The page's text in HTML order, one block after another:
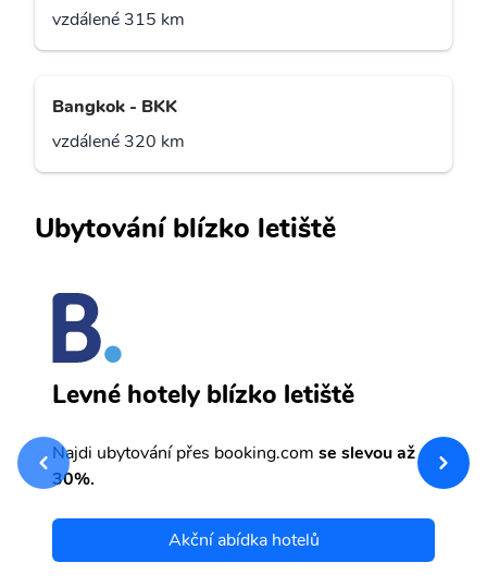
vzdálené 315 km
Bangkok - BKK
vzdálené 320 km
Ubytování blízko letiště
Levné hotely blízko letiště
Najdi ubytování přes booking.com se slevou až
30%.
Akční abídka hotelů